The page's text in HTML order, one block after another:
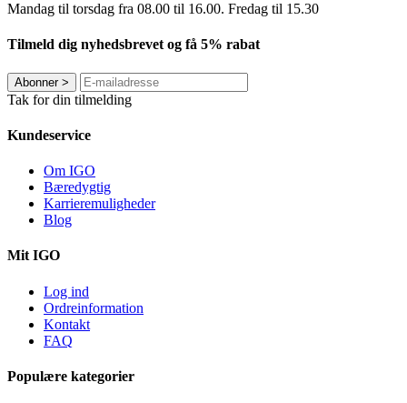
Mandag til torsdag fra 08.00 til 16.00. Fredag ​​til 15.30
Tilmeld dig nyhedsbrevet og få 5% rabat
Abonner>
Tak for din tilmelding
Kundeservice
Om IGO
Bæredygtig
Karrieremuligheder
Blog
Mit IGO
Log ind
Ordreinformation
Kontakt
FAQ
Populære kategorier